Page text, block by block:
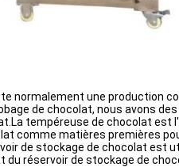
normalement une production
de chocolat, nous avons
tempéreuse de chocolat
comme matières premières
de stockage de chocolat
réservoir de stockage de